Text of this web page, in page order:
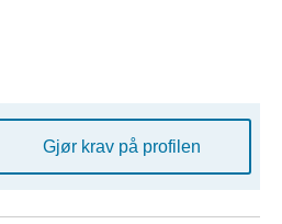
Gjør krav på profilen